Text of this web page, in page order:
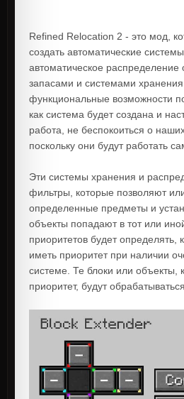
Refined Relocation 2 - это мод,
создать автоматические
автоматическое распределение
запасами и системами
функциональные возможности
как система будет создана и
работа, не беспокоиться о
поскольку они будут работать
Эти системы хранения и
фильтры, которые позволяют
определенные предметы и
объекты попадают в тот или
приоритетов будет определять,
иметь приоритет при наличии
системе. Те блоки или объекты,
приоритет, будут